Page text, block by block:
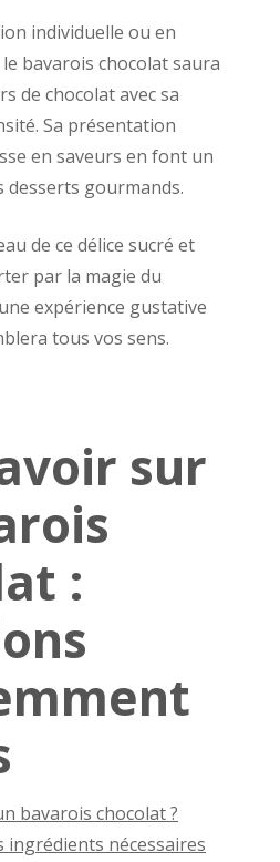
individuelle ou en
bavarois chocolat saura
de chocolat avec sa
Sa présentation
en saveurs en font un
gourmands.
de ce délice sucré et
par la magie du
expérience gustative
tous vos sens.
sur
:
bavarois chocolat ?
ingrédients nécessaires